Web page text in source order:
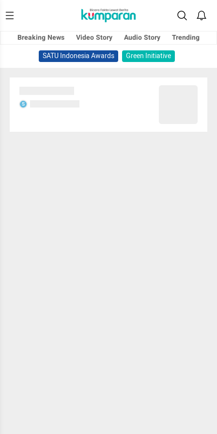
Breaking News Video Story Audio Story
Trending
SATU Indonesia Awards
Green Initiative
S